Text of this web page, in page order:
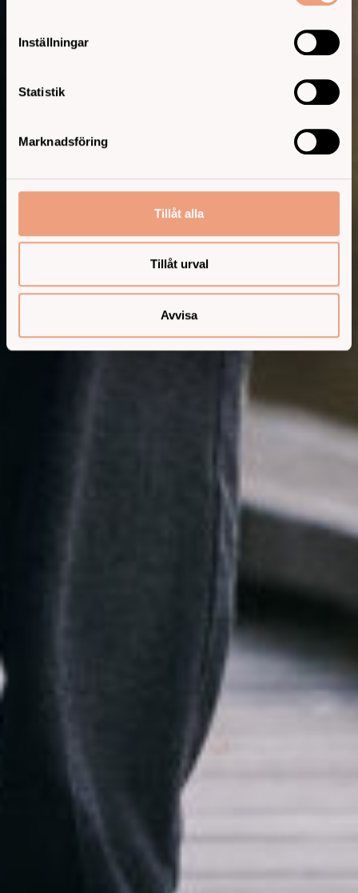
Inställningar
Statistik
Marknadsföring
Tillåt alla
Tillåt urval
Avvisa